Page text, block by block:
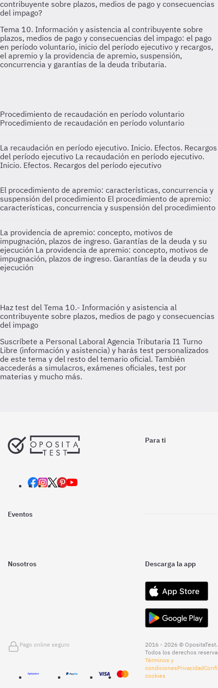
Procedimiento de recaudación en período voluntario
Procedimiento de recaudación en período voluntario
La recaudación en período ejecutivo. Inicio. Efectos. Recargos
del período ejecutivo La recaudación en período ejecutivo.
Inicio. Efectos. Recargos del período ejecutivo
El procedimiento de apremio: características, concurrencia y
suspensión del procedimiento El procedimiento de apremio:
características, concurrencia y suspensión del procedimiento
La providencia de apremio: concepto, motivos de
impugnación, plazos de ingreso. Garantías de la deuda y su
ejecución La providencia de apremio: concepto, motivos de
impugnación, plazos de ingreso. Garantías de la deuda y su
ejecución
Para ti
Eventos
Nosotros Descarga la app
Pago online seguro
2016 - 2026 © OpositaTest.
Todos los derechos
Términos y
condicionesPrivacidad
cookies